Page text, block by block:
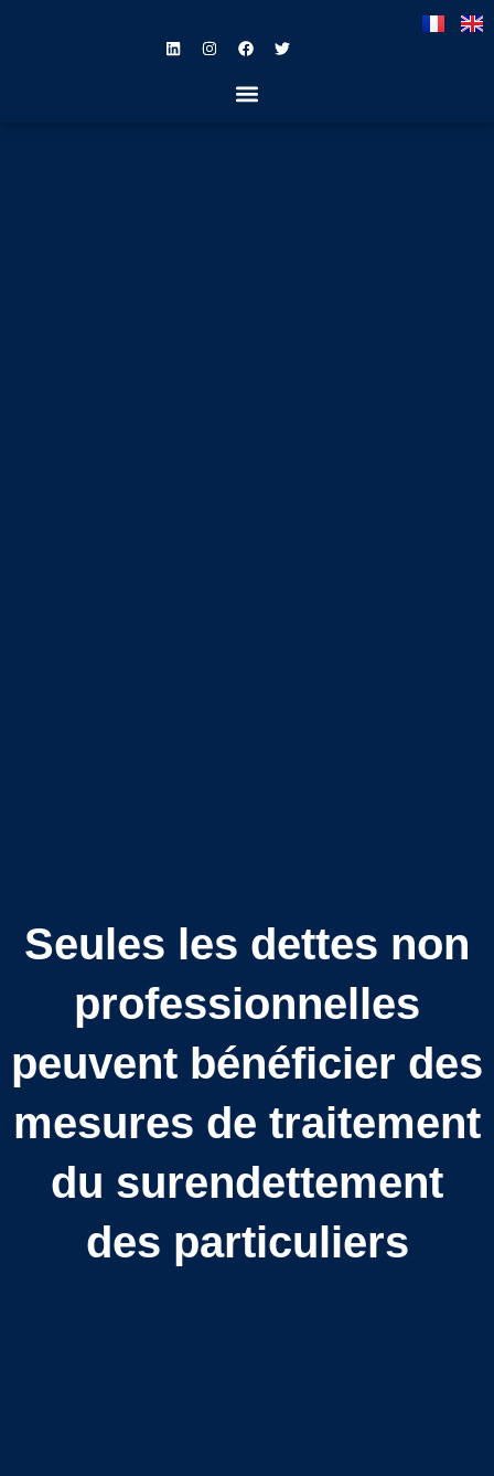
Seules les dettes non
professionnelles
peuvent bénéficier des
mesures de traitement
du surendettement
des particuliers